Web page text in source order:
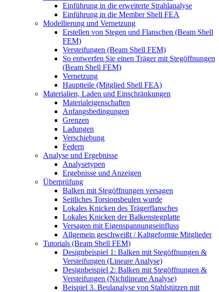
Einführung in die erweiterte Strahlanalyse
Einführung in die Member Shell FEA
Modellierung und Vernetzung
Erstellen von Stegen und Flanschen (Beam Shell
FEM)
Versteifungen (Beam Shell FEM)
So entwerfen Sie einen Träger mit Stegöffnungen
(Beam Shell FEM)
Vernetzung
Hauptteile (Mitglied Shell FEA)
Materialien, Laden und Einschränkungen
Materialeigenschaften
Anfangsbedingungen
Grenzen
Ladungen
Verschiebung
Federn
Analyse und Ergebnisse
Analysetypen
Ergebnisse und Anzeigen
Überprüfung
Balken mit Stegöffnungen versagen
Seitliches Torsionsbeulen wurde
Lokales Knicken des Trägerflansches
Lokales Knicken der Balkenstegplatte
Versagen mit Eigenspannungseinfluss
Allgemein geschweißt / Kaltgeformte Mitglieder
Tutorials (Beam Shell FEM)
Designbeispiel 1: Balken mit Stegöffnungen &
Versteifungen (Lineare Analyse)
Designbeispiel 2: Balken mit Stegöffnungen &
Versteifungen (Nichtlineare Analyse)
Beispiel 3. Beulanalyse von Stahlstützen mit